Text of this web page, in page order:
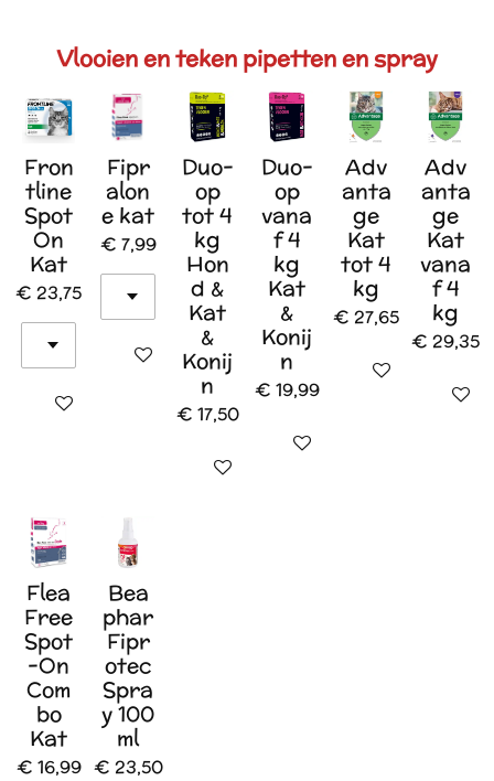
Vlooien en teken pipetten en spray
Fron
tline
Spot
On
Kat
€ 23,75
In winkelwagen
Fipr
alon
e kat
€ 7,99
In winkelwagen
Duo-
op
tot 4
kg
Hon
d &
Kat
&
Konij
n
€ 17,50
In winkelwagen
Duo-
op
vana
f 4
kg
Kat
&
Konij
n
€ 19,99
In winkelwagen
Adv
anta
ge
Kat
tot 4
kg
€ 27,65
In winkelwagen
Adv
anta
ge
Kat
vana
f 4
kg
€ 29,35
In
Flea
Free
Spot
-On
Com
bo
Kat
€ 16,99
Bea
phar
Fipr
otec
Spra
y 100
ml
€ 23,50